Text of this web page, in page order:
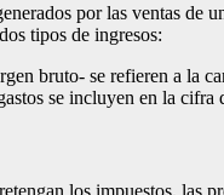
por las ventas
tipos de ingresos:
bruto- se refieren a la
se incluyen en la